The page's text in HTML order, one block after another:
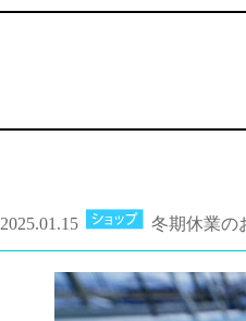
2025.01.15 冬期休業の